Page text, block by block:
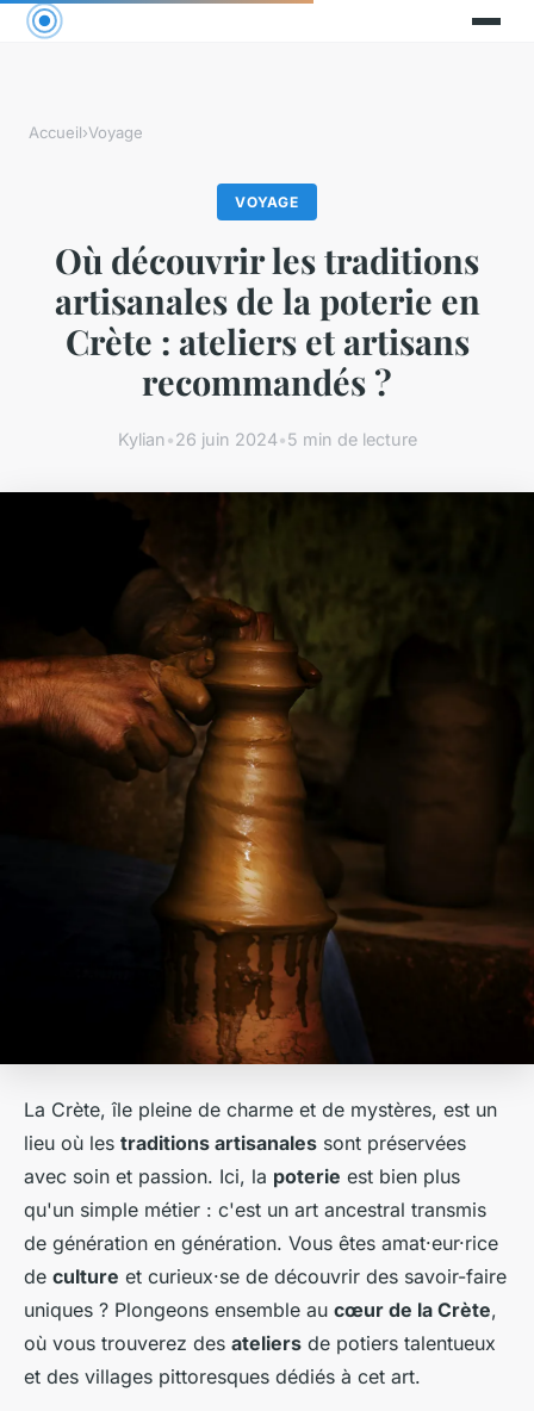
Accueil›Voyage
VOYAGE
Où découvrir les traditions
artisanales de la poterie en
Crète : ateliers et artisans
recommandés ?
Kylian•26 juin 2024•5 min de lecture
La Crète, île pleine de charme et de mystères, est un
lieu où les traditions artisanales sont préservées
avec soin et passion. Ici, la poterie est bien plus
qu'un simple métier : c'est un art ancestral transmis
de génération en génération. Vous êtes amat·eur·rice
de culture et curieux·se de découvrir des savoir-faire
uniques ? Plongeons ensemble au cœur de la Crète,
où vous trouverez des ateliers de potiers talentueux
et des villages pittoresques dédiés à cet art.